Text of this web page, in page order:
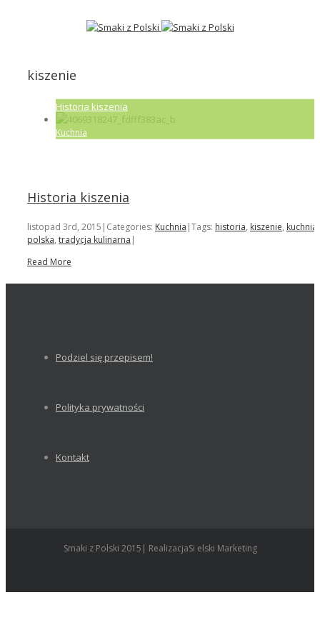
kiszenie
Historia kiszenia
Kuchnia
Historia kiszenia
listopad 3rd, 2015 | Categories: Kuchnia |Tags: historia, kiszenie, kuchnia
polska, tradycja kulinarna |
Read More
Podziel się przepisem!
Polityka prywatności
Kontakt
Smaki z Polski 2015| RealizacjaSi elski Marketing